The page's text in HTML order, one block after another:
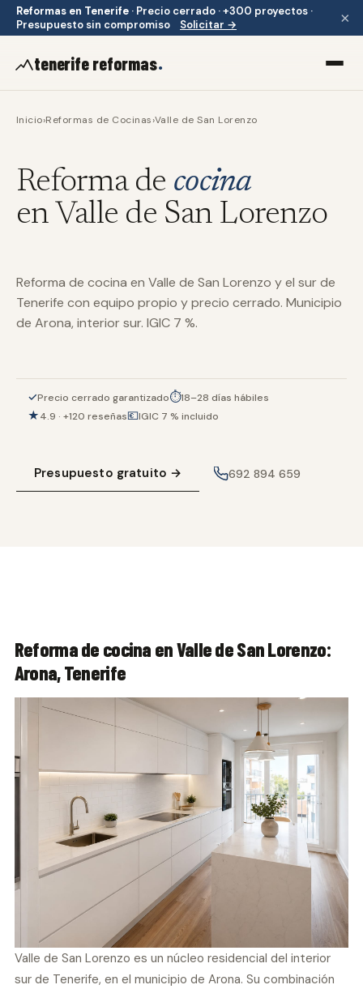
Reformas en Tenerife · Precio cerrado · +300 proyectos ·
Presupuesto sin compromiso
Solicitar → ×
tenerife reformas.
Inicio›Reformas de Cocinas›Valle de San Lorenzo
Reforma de cocina
en Valle de San Lorenzo
Reforma de cocina en Valle de San Lorenzo y el sur de
Tenerife con equipo propio y precio cerrado. Municipio
de Arona, interior sur. IGIC 7 %.
✓Precio cerrado garantizado⏱18–28 días hábiles
★4.9 · +120 reseñas💶IGIC 7 % incluido
Presupuesto gratuito → 692 894 659
Reforma de cocina en Valle de San Lorenzo:
Arona, Tenerife
Valle de San Lorenzo es un núcleo residencial del interior
sur de Tenerife, en el municipio de Arona. Su combinación